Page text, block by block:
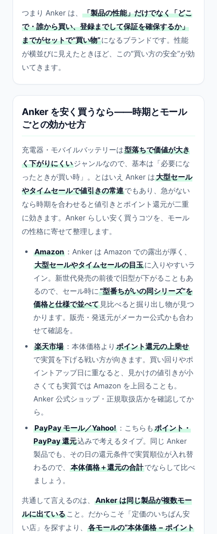
つまり Anker は、
「製品の性能」だけでなく「どこ
で・誰から買い、登録までして保証を確保するか」
までがセットで“買い物”になるブランドです。性能
が横並びに見えたときほど、この“買い方の安全”が効
いてきます。
Anker を安く買うなら——時期とモール
ごとの効かせ方
充電器・モバイルバッテリーは型落ちで価値が大き
く下がりにくい ジャンルなので、基本は「必要にな
ったときが買い時」。とはいえ Anker は大型セール
やタイムセールで値引きの常連でもあり、急がない
なら時期を合わせると値引きとポイント還元が二重
に効きます。Anker らしい安く買うコツを、モール
の性格に寄せて整理します。
Amazon ：Anker は Amazon での露出が厚く、
大型セールやタイムセールの目玉に入りやすいラ
イン。新世代発売の前後で旧型が下がることもあ
るので、セール時に“型番ちがいの同シリーズ”を
価格と仕様で並べて 見比べると掘り出し物が見つ
かります。販売・発送元がメーカー公式かも合わ
せて確認を。
楽天市場 ：本体価格より ポイント還元の上乗せ
で実質を下げる戦い方が向きます。買い回りやポ
イントアップ日に重なると、見かけの値引きが小
さくても実質では Amazon を上回ることも。
Anker 公式ショップ・正規取扱店かを確認してか
ら。
PayPay モール／Yahoo! ：こちらも ポイント・
PayPay 還元込みで考えるタイプ。同じ Anker
製品でも、その日の還元条件で実質順位が入れ替
わるので、
本体価格＋還元の合計でならして比べ
ましょう。
共通して言えるのは、
Anker は同じ製品が複数モー
ルに出ている こと。だからこそ「定価のいちばん安
い店」を探すより、
各モールの“本体価格 − ポイント